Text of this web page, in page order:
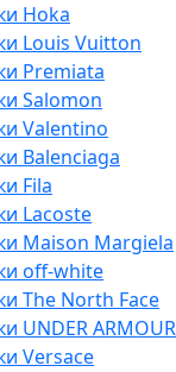
Hoka
Louis Vuitton
Premiata
Salomon
Valentino
Balenciaga
Fila
Lacoste
Maison Margiela
off-white
The North Face
UNDER ARMOUR
Versace